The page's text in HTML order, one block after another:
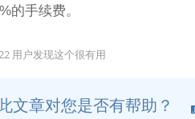
的手续费。
用户发现这个很有用
文章对您是否有帮助？